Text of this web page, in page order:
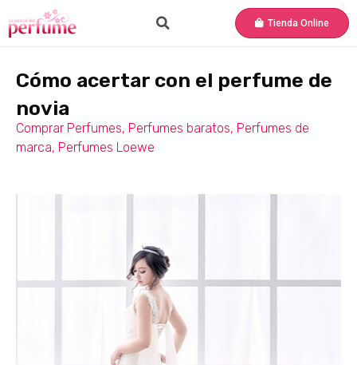
Tienda Online
Cómo acertar con el perfume de
novia
Comprar Perfumes, Perfumes baratos, Perfumes de
marca, Perfumes Loewe